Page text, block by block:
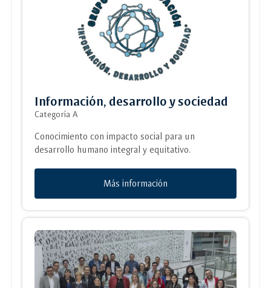
Información, desarrollo y sociedad
Categoría A
Conocimiento con impacto social para un
desarrollo humano integral y equitativo.
Más información